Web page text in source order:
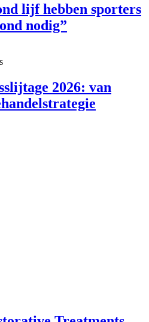
lijf hebben sporters
nodig”
2026: van